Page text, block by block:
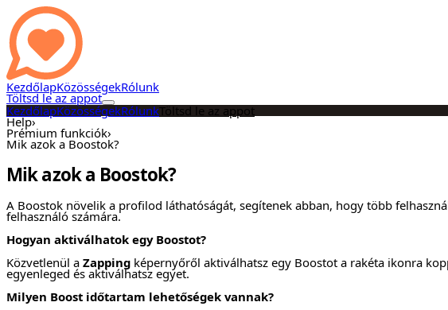
KezdőlapKözösségekRólunk
Töltsd le az appot
KezdőlapKözösségekRólunkTöltsd le az appot
Help›
Prémium funkciók›
Mik azok a Boostok?
Mik azok a Boostok?
A Boostok növelik a profilod láthatóságát, segítenek abban, hogy több
felhasználó számára.
Hogyan aktiválhatok egy Boostot?
Közvetlenül a Zapping képernyőről aktiválhatsz egy Boostot a rakéta ikonra
egyenleged és aktiválhatsz egyet.
Milyen Boost időtartam lehetőségek vannak?